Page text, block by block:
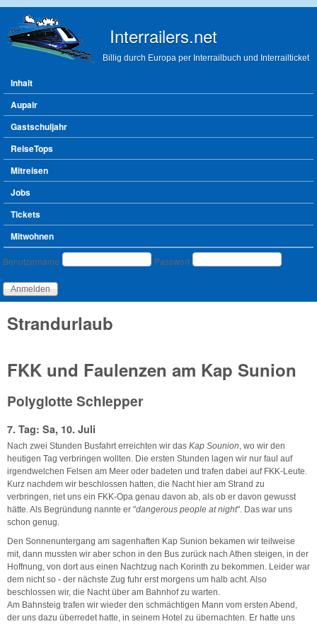
Interrailers.net
Billig durch Europa per Interrailbuch und Interrailticket
Hauptmenü
Inhalt
Aupair
Gastschuljahr
ReiseTops
Mitreisen
Jobs
Tickets
Mitwohnen
Benutzeranmeldung
Benutzername Passwort
Strandurlaub
FKK und Faulenzen am Kap Sunion
Polyglotte Schlepper
7. Tag: Sa, 10. Juli
Nach zwei Stunden Busfahrt erreichten wir das Kap Sounion, wo wir den
heutigen Tag verbringen wollten. Die ersten Stunden lagen wir nur faul auf
irgendwelchen Felsen am Meer oder badeten und trafen dabei auf FKK-Leute.
Kurz nachdem wir beschlossen hatten, die Nacht hier am Strand zu
verbringen, riet uns ein FKK-Opa genau davon ab, als ob er davon gewusst
hätte. Als Begründung nannte er "dangerous people at night". Das war uns
schon genug.
Den Sonnenuntergang am sagenhaften Kap Sunion bekamen wir teilweise
mit, dann mussten wir aber schon in den Bus zurück nach Athen steigen, in der
Hoffnung, von dort aus einen Nachtzug nach Korinth zu bekommen. Leider war
dem nicht so - der nächste Zug fuhr erst morgens um halb acht. Also
beschlossen wir, die Nacht über am Bahnhof zu warten.
Am Bahnsteig trafen wir wieder den schmächtigen Mann vom ersten Abend,
der uns dazu überredet hatte, in seinem Hotel zu übernachten. Er hatte uns